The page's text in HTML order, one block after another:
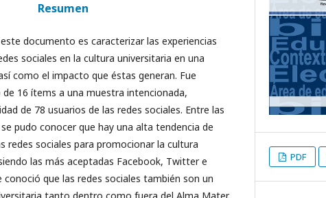
Resumen
documento es caracterizar las experiencias
sociales en la cultura universitaria en una
como el impacto que éstas generan. Fue
16 ítems a una muestra intencionada,
de 78 usuarios de las redes sociales. Entre las
pudo conocer que hay una alta tendencia de
redes sociales para promocionar la cultura
las más aceptadas Facebook, Twitter e
que las redes sociales también son un
PDF